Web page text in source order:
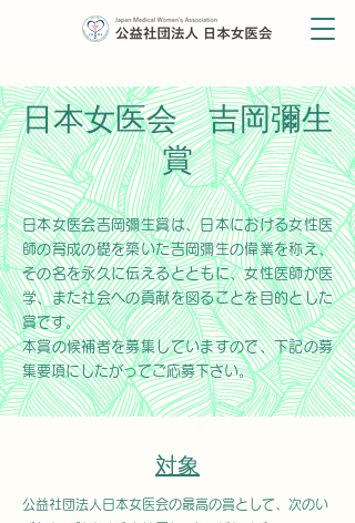
日本女医会 吉岡彌生
賞
日本女医会吉岡彌生賞は、日本における女性医
師の育成の礎を築いた吉岡彌生の偉業を称え、
その名を永久に伝えるとともに、女性医師が医
学、また社会への貢献を図ることを目的とした
賞です。
本賞の候補者を募集していますので、下記の募
集要項にしたがってご応募下さい。
​対象
公益社団法人日本女医会の最高の賞として、次のい